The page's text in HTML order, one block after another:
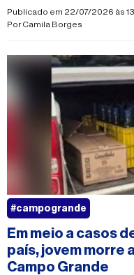
motocicleta; polícia
agiotagem
Publicado em 22/07/2026 às
PorCamila Borges
Em meio a casos
país, jovem morre
Campo Grande
#campogrande